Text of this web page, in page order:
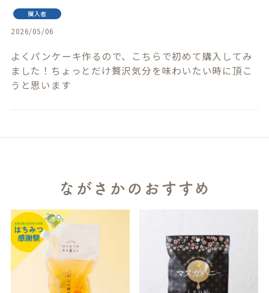
購入者
2026/05/06
よくパンケーキ作るので、こちらで初めて購入してみ
ました！ちょっとだけ贅沢気分を味わいたい時に頂こ
うと思います
ながさかのおすすめ